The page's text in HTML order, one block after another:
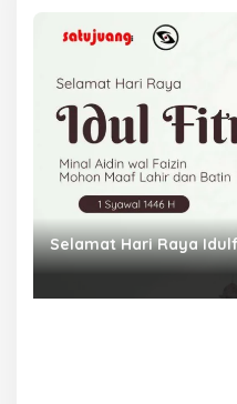
Selamat Hari Raya